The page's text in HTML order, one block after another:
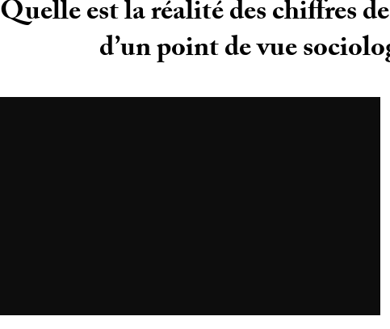
Quelle est la réalité des chiffres
d’un point de vue